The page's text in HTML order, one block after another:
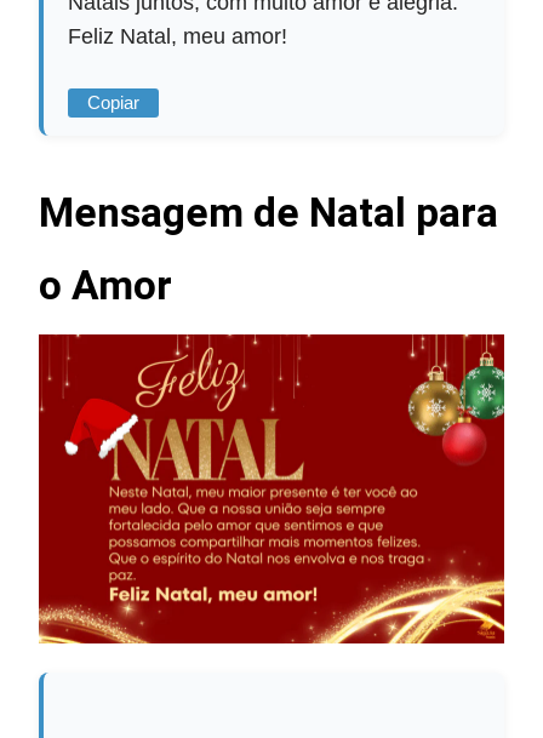
Feliz Natal, meu amor!
Copiar
Mensagem de Natal para
o Amor